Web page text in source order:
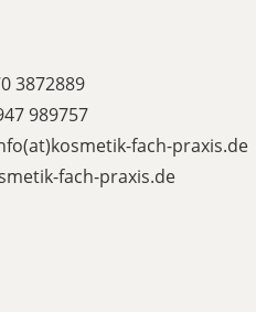
3872889
989757
fach-praxis.de
fach-praxis.de